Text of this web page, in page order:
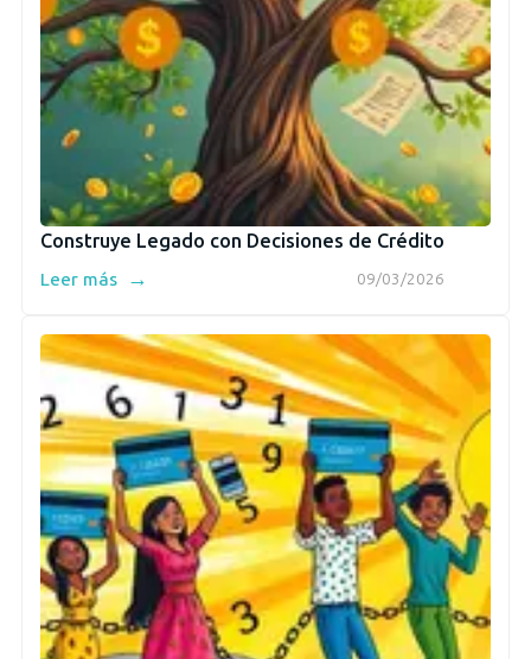
Construye Legado con Decisiones de Crédito
09/03/2026
Leer más →